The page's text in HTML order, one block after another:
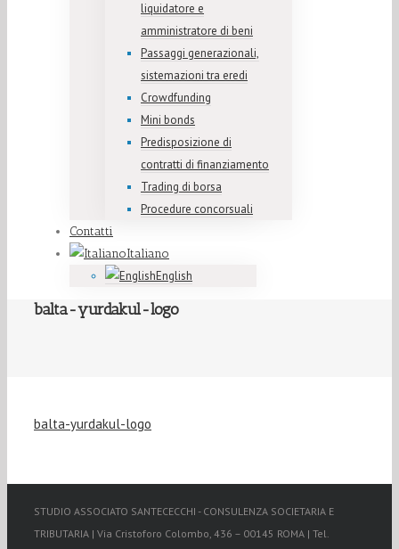
liquidatore e
amministratore di beni
Passaggi generazionali,
sistemazioni tra eredi
Crowdfunding
Mini bonds
Predisposizione di
contratti di finanziamento
Trading di borsa
Procedure concorsuali
Contatti
Italiano
English
balta-yurdakul-logo
balta-yurdakul-logo
STUDIO ASSOCIATO SANTECECCHI - CONSULENZA SOCIETARIA E
TRIBUTARIA | Via Cristoforo Colombo, 436 – 00145 ROMA | Tel.